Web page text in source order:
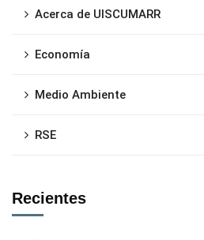
Acerca de UISCUMARR
Economía
Medio Ambiente
RSE
Recientes